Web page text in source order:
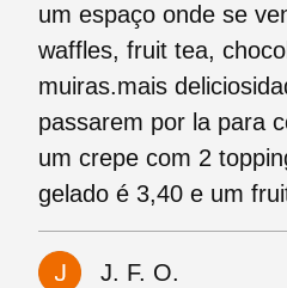
um espaço onde se
waffles, fruit tea,
muiras.mais
passarem por la para
um crepe com 2
gelado é 3,40 e um
J. F. O.